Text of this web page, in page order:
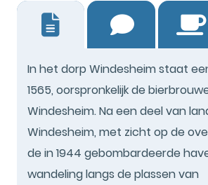
In het dorp Windesheim staat
1565, oorspronkelijk de
Windesheim. Na een deel van
Windesheim, met zicht op de
de in 1944 gebombardeerde
wandeling langs de plassen van